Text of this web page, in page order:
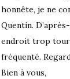
honnête, je ne
Quentin.
endroit trop
fréquenté.
Bien à vous,